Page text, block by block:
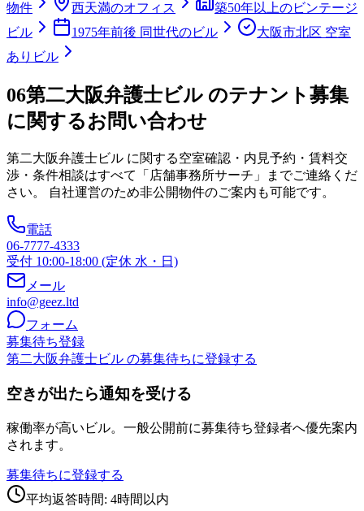
物件
西天満のオフィス
築50年以上のビンテージ
ビル
1975年前後 同世代のビル
大阪市北区 空室
ありビル
06第二大阪弁護士ビル のテナント募集
に関するお問い合わせ
第二大阪弁護士ビル に関する空室確認・内見予約・賃料交
渉・条件相談はすべて「店舗事務所サーチ」までご連絡くだ
さい。 自社運営のため非公開物件のご案内も可能です。
電話
06-7777-4333
受付 10:00-18:00 (定休 水・日)
メール
info@geez.ltd
フォーム
募集待ち登録
第二大阪弁護士ビル の募集待ちに登録する
空きが出たら通知を受ける
稼働率が高いビル。一般公開前に募集待ち登録者へ優先案内
されます。
募集待ちに登録する
平均返答時間: 4時間以内